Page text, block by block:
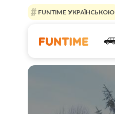
FUNTIME УКРАЇНСЬКОЮ